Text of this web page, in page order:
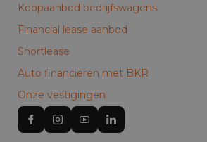
Koopaanbod bedrijfswagens
Financial lease aanbod
Shortlease
Auto financieren met BKR
Onze vestigingen